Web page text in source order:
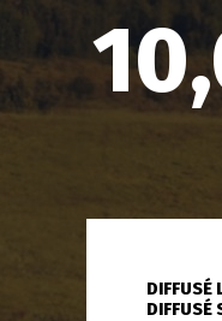
DIFFUSÉ
DIFFUSÉ